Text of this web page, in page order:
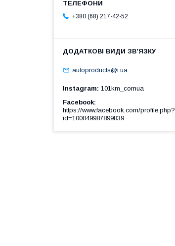
+380 (68) 217-42-52
autoproducts@i.ua
Instagram 101km_comua
Facebook
https://www.facebook.com/profile.php?
id=100049987899839